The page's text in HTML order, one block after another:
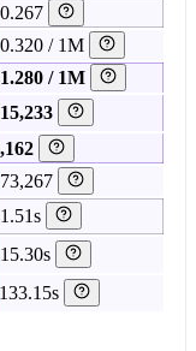
/ 1M
/ 1M